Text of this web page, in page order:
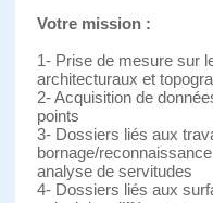
Votre mission :
1- Prise de mesure sur
architecturaux et
2- Acquisition de
points
3- Dossiers liés aux
bornage/
analyse de servitudes
4- Dossiers liés aux